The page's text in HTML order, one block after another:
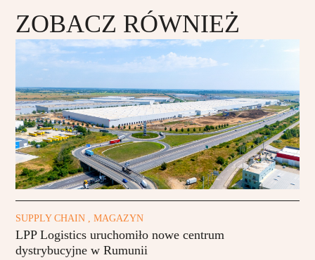
ZOBACZ RÓWNIEŻ
SUPPLY CHAIN , MAGAZYN
LPP Logistics uruchomiło nowe centrum
dystrybucyjne w Rumunii